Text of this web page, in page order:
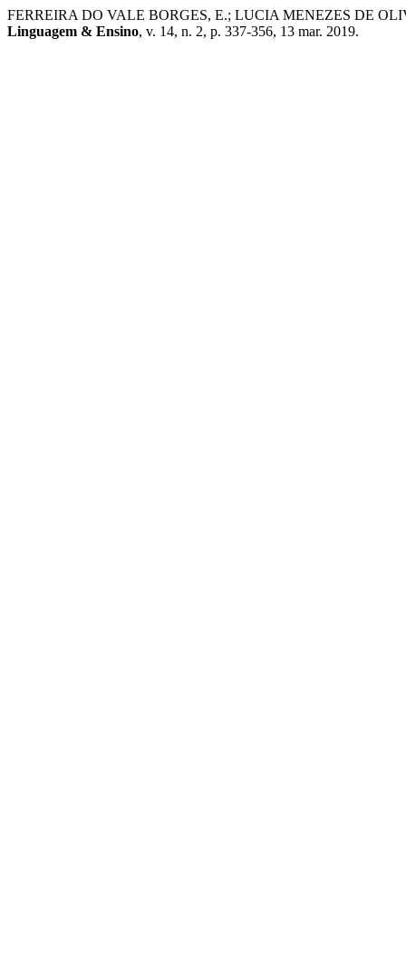
FERREIRA DO VALE BORGES, E.; LUCIA MENEZES DE
Linguagem & Ensino, v. 14, n. 2, p. 337-356, 13 mar. 2019.